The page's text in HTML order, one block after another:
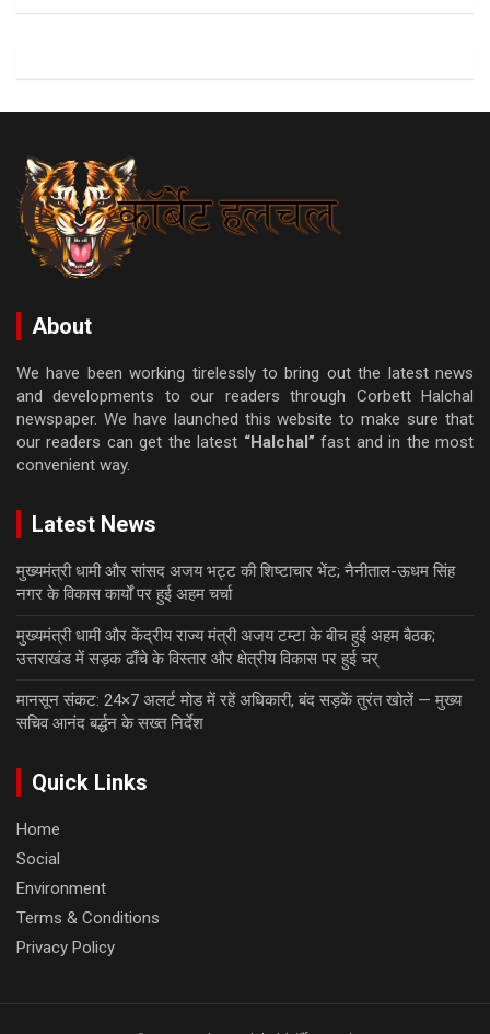
About
We have been working tirelessly to bring out the latest news
and developments to our readers through Corbett Halchal
newspaper. We have launched this website to make sure that
our readers can get the latest “Halchal” fast and in the most
convenient way.
Latest News
मुख्यमंत्री धामी और सांसद अजय भट्ट की शिष्टाचार भेंट; नैनीताल-ऊधम सिंह
नगर के विकास कार्यों पर हुई अहम चर्चा
मुख्यमंत्री धामी और केंद्रीय राज्य मंत्री अजय टम्टा के बीच हुई अहम बैठक;
उत्तराखंड में सड़क ढाँचे के विस्तार और क्षेत्रीय विकास पर हुई चर्
मानसून संकट: 24×7 अलर्ट मोड में रहें अधिकारी, बंद सड़कें तुरंत खोलें — मुख्य
सचिव आनंद बर्द्धन के सख्त निर्देश
Quick Links
Home
Social
Environment
Terms & Conditions
Privacy Policy